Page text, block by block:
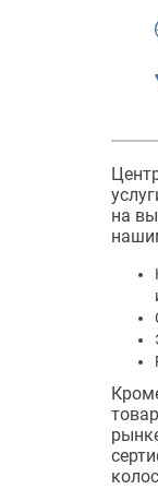
на